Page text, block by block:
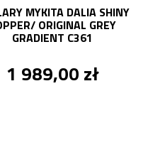
MYKITA DALIA SHINY
ORIGINAL GREY
GRADIENT C361
1 989,00 zł